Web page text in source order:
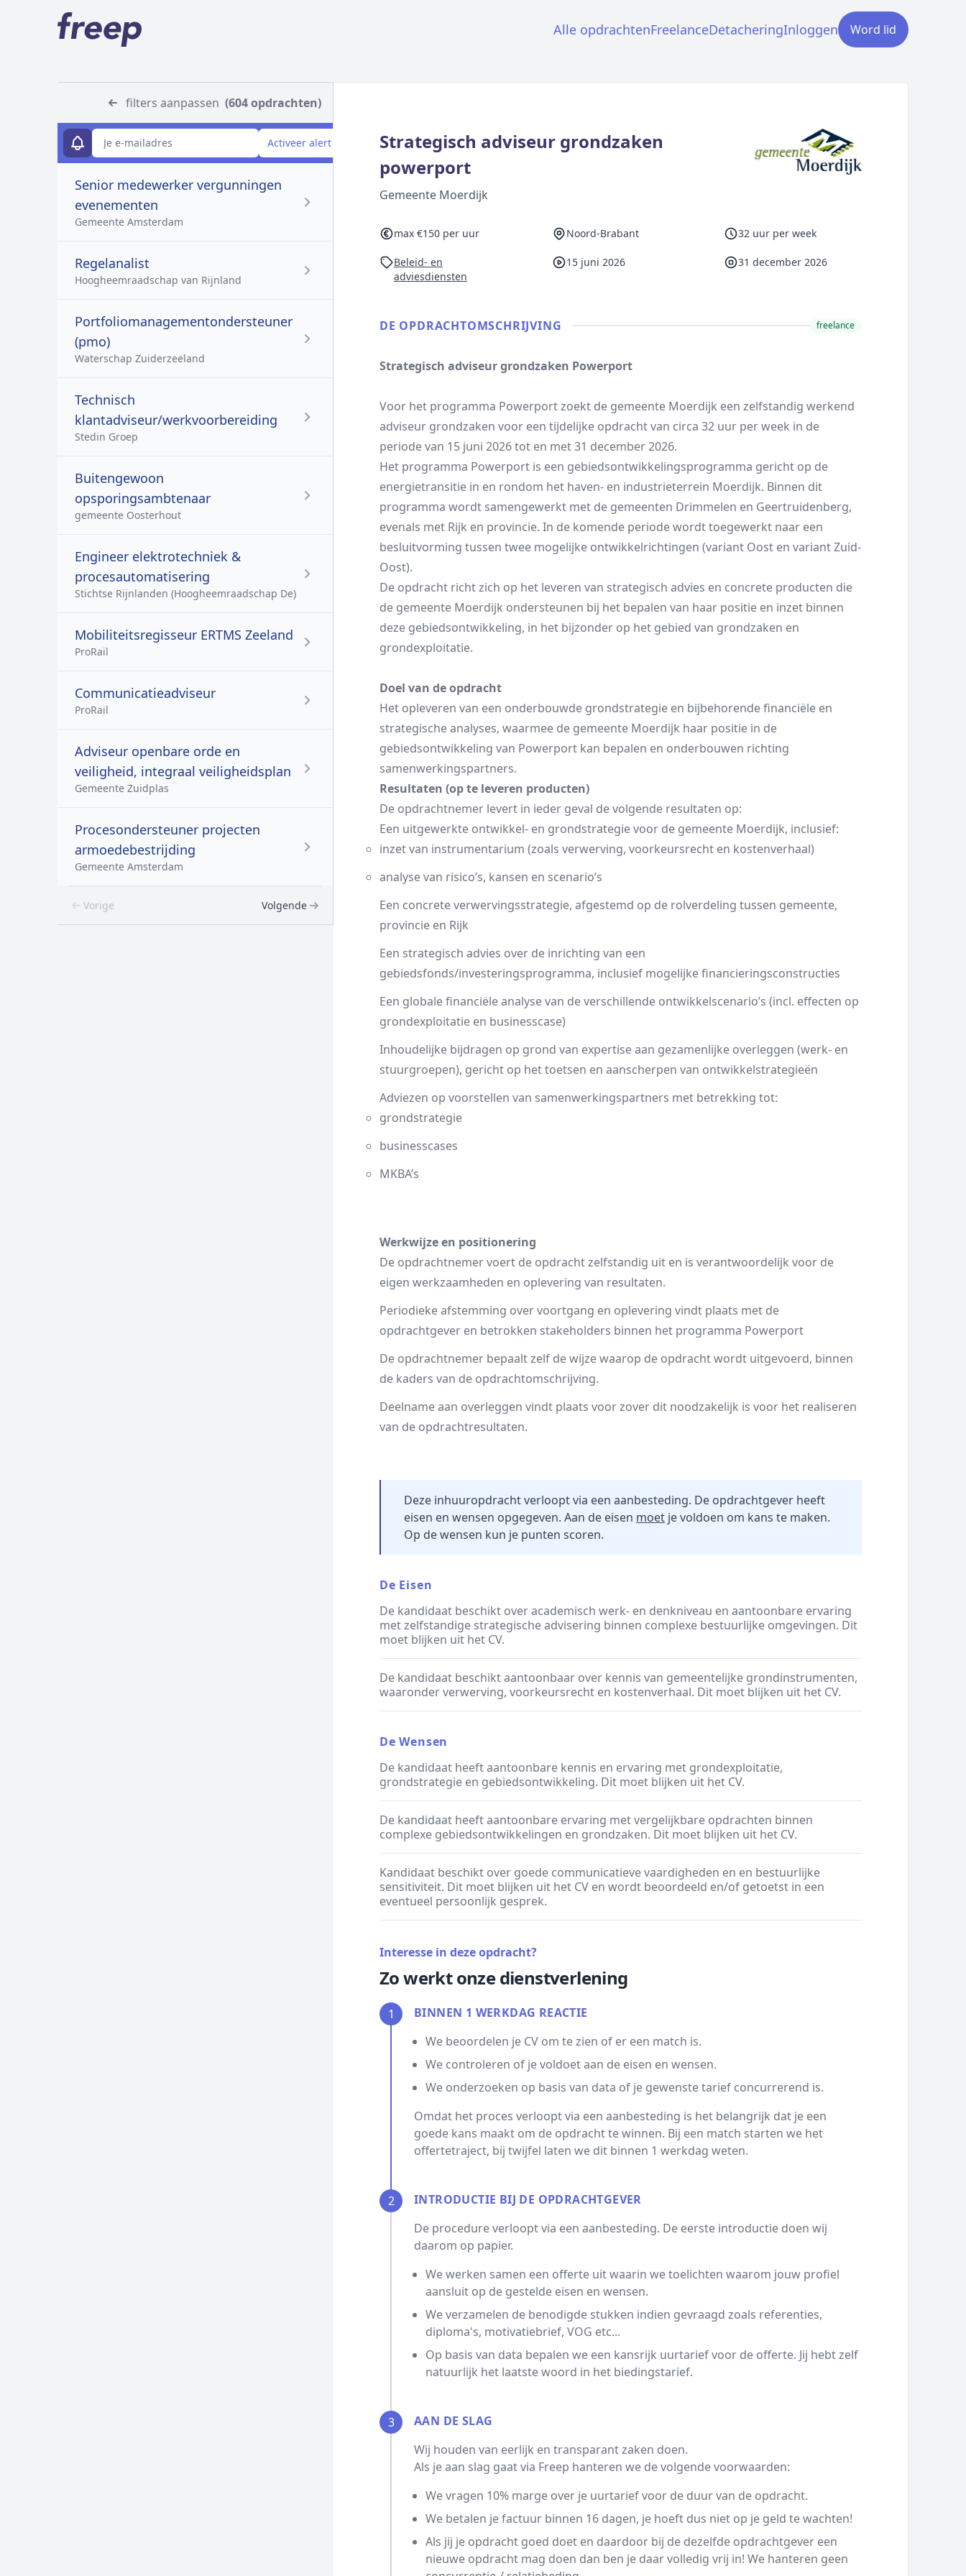
Alle opdrachtenFreelanceDetacheringInloggen Word lid
filters aanpassen (604 opdrachten)
E-mailadres
Activeer alert
Senior medewerker vergunningen
evenementen
Gemeente Amsterdam
Regelanalist
Hoogheemraadschap van Rijnland
Portfoliomanagementondersteuner
(pmo)
Waterschap Zuiderzeeland
Technisch
klantadviseur/werkvoorbereiding
Stedin Groep
Buitengewoon
opsporingsambtenaar
gemeente Oosterhout
Engineer elektrotechniek &
procesautomatisering
Stichtse Rijnlanden (Hoogheemraadschap De)
Mobiliteitsregisseur ERTMS Zeeland
ProRail
Communicatieadviseur
ProRail
Adviseur openbare orde en
veiligheid, integraal veiligheidsplan
Gemeente Zuidplas
Procesondersteuner projecten
armoedebestrijding
Gemeente Amsterdam
Vorige Volgende
Strategisch adviseur grondzaken
powerport
Gemeente Moerdijk
max €150 per uur Noord-Brabant 32 uur per week
Beleid- en
adviesdiensten
15 juni 2026 31 december 2026
DE OPDRACHT­OMSCHRIJVING freelance
Strategisch adviseur grondzaken Powerport
Voor het programma Powerport zoekt de gemeente Moerdijk een zelfstandig werkend
adviseur grondzaken voor een tijdelijke opdracht van circa 32 uur per week in de
periode van 15 juni 2026 tot en met 31 december 2026.
Het programma Powerport is een gebiedsontwikkelingsprogramma gericht op de
energietransitie in en rondom het haven- en industrieterrein Moerdijk. Binnen dit
programma wordt samengewerkt met de gemeenten Drimmelen en Geertruidenberg,
evenals met Rijk en provincie. In de komende periode wordt toegewerkt naar een
besluitvorming tussen twee mogelijke ontwikkelrichtingen (variant Oost en variant Zuid-
Oost).
De opdracht richt zich op het leveren van strategisch advies en concrete producten die
de gemeente Moerdijk ondersteunen bij het bepalen van haar positie en inzet binnen
deze gebiedsontwikkeling, in het bijzonder op het gebied van grondzaken en
grondexploitatie.
Doel van de opdracht
Het opleveren van een onderbouwde grondstrategie en bijbehorende financiële en
strategische analyses, waarmee de gemeente Moerdijk haar positie in de
gebiedsontwikkeling van Powerport kan bepalen en onderbouwen richting
samenwerkingspartners.
Resultaten (op te leveren producten)
De opdrachtnemer levert in ieder geval de volgende resultaten op:
Een uitgewerkte ontwikkel- en grondstrategie voor de gemeente Moerdijk, inclusief:
inzet van instrumentarium (zoals verwerving, voorkeursrecht en kostenverhaal)
analyse van risico’s, kansen en scenario’s
Een concrete verwervingsstrategie, afgestemd op de rolverdeling tussen gemeente,
provincie en Rijk
Een strategisch advies over de inrichting van een
gebiedsfonds/investeringsprogramma, inclusief mogelijke financieringsconstructies
Een globale financiële analyse van de verschillende ontwikkelscenario’s (incl. effecten op
grondexploitatie en businesscase)
Inhoudelijke bijdragen op grond van expertise aan gezamenlijke overleggen (werk- en
stuurgroepen), gericht op het toetsen en aanscherpen van ontwikkelstrategieën
Adviezen op voorstellen van samenwerkingspartners met betrekking tot:
grondstrategie
businesscases
MKBA’s
Werkwijze en positionering
De opdrachtnemer voert de opdracht zelfstandig uit en is verantwoordelijk voor de
eigen werkzaamheden en oplevering van resultaten.
Periodieke afstemming over voortgang en oplevering vindt plaats met de
opdrachtgever en betrokken stakeholders binnen het programma Powerport
De opdrachtnemer bepaalt zelf de wijze waarop de opdracht wordt uitgevoerd, binnen
de kaders van de opdrachtomschrijving.
Deelname aan overleggen vindt plaats voor zover dit noodzakelijk is voor het realiseren
van de opdrachtresultaten.
Deze inhuuropdracht verloopt via een aanbesteding. De opdrachtgever heeft
eisen en wensen opgegeven. Aan de eisen moet je voldoen om kans te maken.
Op de wensen kun je punten scoren.
De Eisen
De kandidaat beschikt over academisch werk- en denkniveau en aantoonbare ervaring
met zelfstandige strategische advisering binnen complexe bestuurlijke omgevingen. Dit
moet blijken uit het CV.
De kandidaat beschikt aantoonbaar over kennis van gemeentelijke grondinstrumenten,
waaronder verwerving, voorkeursrecht en kostenverhaal. Dit moet blijken uit het CV.
De Wensen
De kandidaat heeft aantoonbare kennis en ervaring met grondexploitatie,
grondstrategie en gebiedsontwikkeling. Dit moet blijken uit het CV.
De kandidaat heeft aantoonbare ervaring met vergelijkbare opdrachten binnen
complexe gebiedsontwikkelingen en grondzaken. Dit moet blijken uit het CV.
Kandidaat beschikt over goede communicatieve vaardigheden en en bestuurlijke
sensitiviteit. Dit moet blijken uit het CV en wordt beoordeeld en/of getoetst in een
eventueel persoonlijk gesprek.
Interesse in deze opdracht?
Zo werkt onze dienstverlening
1
BINNEN 1 WERKDAG REACTIE
We beoordelen je CV om te zien of er een match is.
We controleren of je voldoet aan de eisen en wensen.
We onderzoeken op basis van data of je gewenste tarief concurrerend is.
Omdat het proces verloopt via een aanbesteding is het belangrijk dat je een
goede kans maakt om de opdracht te winnen. Bij een match starten we het
offertetraject, bij twijfel laten we dit binnen 1 werkdag weten.
2
INTRODUCTIE BIJ DE OPDRACHTGEVER
De procedure verloopt via een aanbesteding. De eerste introductie doen wij
daarom op papier.
We werken samen een offerte uit waarin we toelichten waarom jouw profiel
aansluit op de gestelde eisen en wensen.
We verzamelen de benodigde stukken indien gevraagd zoals referenties,
diploma's, motivatiebrief, VOG etc...
Op basis van data bepalen we een kansrijk uurtarief voor de offerte. Jij hebt zelf
natuurlijk het laatste woord in het biedingstarief.
3
AAN DE SLAG
Wij houden van eerlijk en transparant zaken doen.
Als je aan slag gaat via Freep hanteren we de volgende voorwaarden:
We vragen 10% marge over je uurtarief voor de duur van de opdracht.
We betalen je factuur binnen 16 dagen, je hoeft dus niet op je geld te wachten!
Als jij je opdracht goed doet en daardoor bij de dezelfde opdrachtgever een
nieuwe opdracht mag doen dan ben je daar volledig vrij in! We hanteren geen